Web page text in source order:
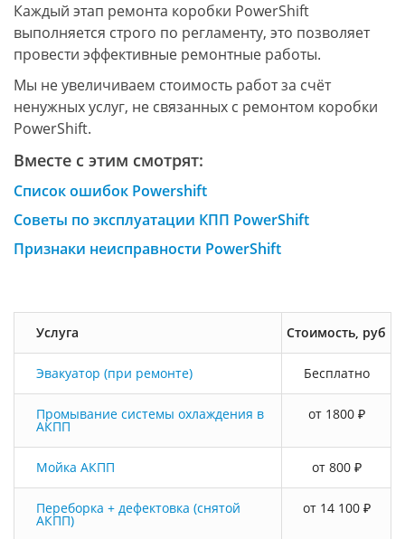
Каждый этап ремонта коробки PowerShift
выполняется строго по регламенту, это позволяет
провести эффективные ремонтные работы.
Мы не увеличиваем стоимость работ за счёт
ненужных услуг, не связанных с ремонтом коробки
PowerShift.
Вместе с этим смотрят:
Список ошибок Powershift
Советы по эксплуатации КПП PowerShift
Признаки неисправности PowerShift
Услуга Стоимость, руб
Эвакуатор (при ремонте) Бесплатно
Промывание системы охлаждения в
АКПП
от 1800 ₽
Мойка АКПП от 800 ₽
Переборка + дефектовка (снятой
АКПП)
от 14 100 ₽